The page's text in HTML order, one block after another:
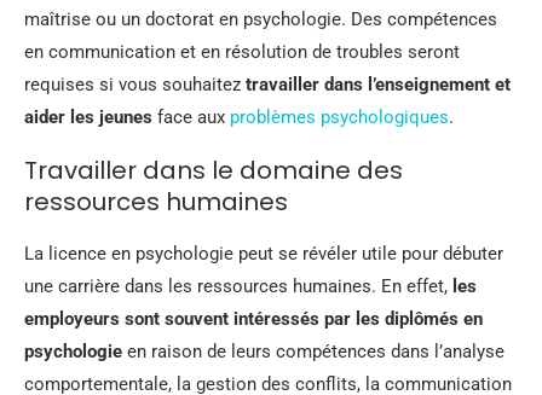
maîtrise ou un doctorat en psychologie. Des compétences
en communication et en résolution de troubles seront
requises si vous souhaitez travailler dans l’enseignement et
aider les jeunes face aux problèmes psychologiques.
Travailler dans le domaine des
ressources humaines
La licence en psychologie peut se révéler utile pour débuter
une carrière dans les ressources humaines. En effet, les
employeurs sont souvent intéressés par les diplômés en
psychologie en raison de leurs compétences dans l’analyse
comportementale, la gestion des conflits, la communication